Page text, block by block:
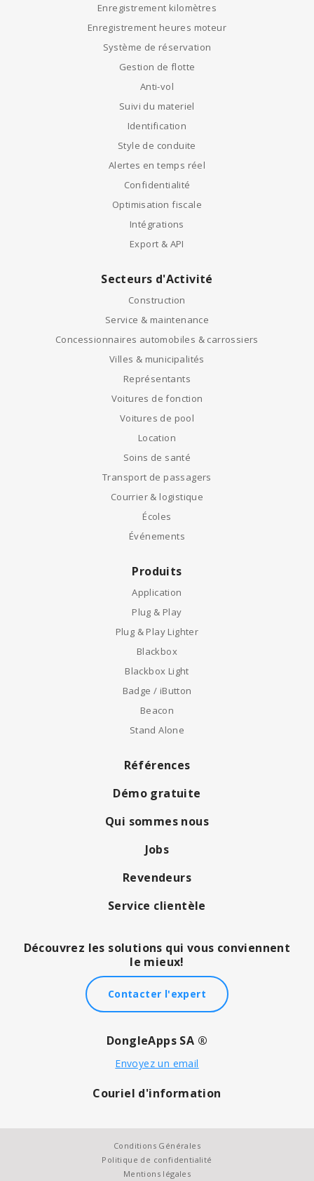
Enregistrement kilomètres
Enregistrement heures moteur
Système de réservation
Gestion de flotte
Anti-vol
Suivi du materiel
Identification
Style de conduite
Alertes en temps réel
Confidentialité
Optimisation fiscale
Intégrations
Export & API
Secteurs d'Activité
Construction
Service & maintenance
Concessionnaires automobiles & carrossiers
Villes & municipalités
Représentants
Voitures de fonction
Voitures de pool
Location
Soins de santé
Transport de passagers
Courrier & logistique
Écoles
Événements
Produits
Application
Plug & Play
Plug & Play Lighter
Blackbox
Blackbox Light
Badge / iButton
Beacon
Stand Alone
Références
Démo gratuite
Qui sommes nous
Jobs
Revendeurs
Service clientèle
Découvrez les solutions qui vous conviennent
le mieux!
Contacter l'expert
DongleApps SA ®
Envoyez un email
Couriel d'information
Conditions Générales
Politique de confidentialité
Mentions légales